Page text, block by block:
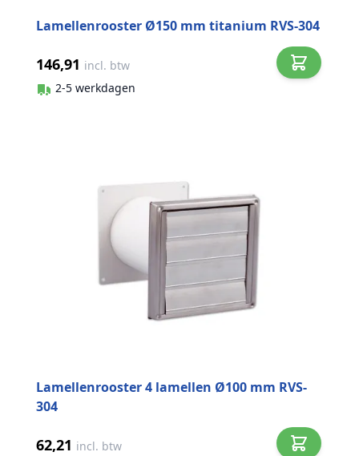
Lamellenrooster Ø150 mm titanium RVS-304
146,91 incl. btw
2-5 werkdagen
Lamellenrooster 4 lamellen Ø100 mm RVS-
304
62,21 incl. btw